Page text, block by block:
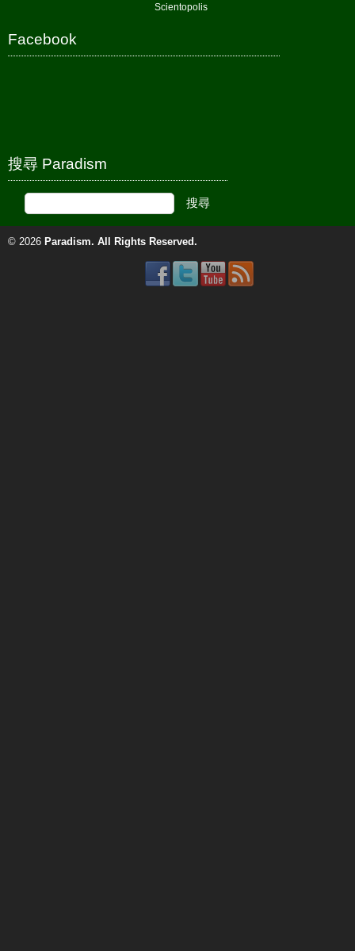
Scientopolis
Facebook
搜尋 Paradism
© 2026 Paradism. All Rights Reserved.